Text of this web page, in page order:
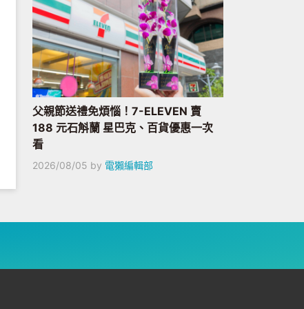
父親節送禮免煩惱！7-ELEVEN 賣
188 元石斛蘭 星巴克、百貨優惠一次
看
2026/08/05 by 電獺編輯部